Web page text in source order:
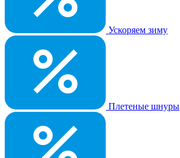
Ускоряем зиму
Плетеные шнуры